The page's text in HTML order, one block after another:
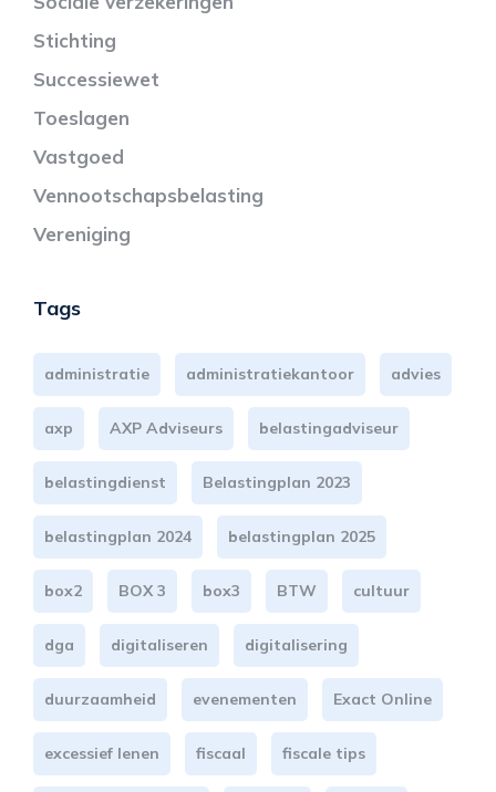
Stichting
Successiewet
Toeslagen
Vastgoed
Vennootschapsbelasting
Vereniging
Tags
administratie administratiekantoor advies
axp AXP Adviseurs belastingadviseur
belastingdienst Belastingplan 2023
belastingplan 2024 belastingplan 2025
box2 BOX 3 box3 BTW cultuur
dga digitaliseren digitalisering
duurzaamheid evenementen Exact Online
excessief lenen fiscaal fiscale tips